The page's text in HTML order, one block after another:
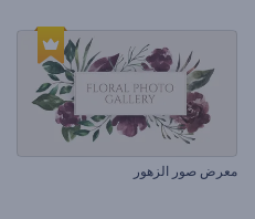
معرض صور الزهور